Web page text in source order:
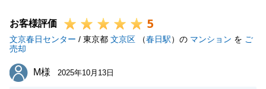
お客様評価 5
文京春日センター / 東京都 文京区 （春日駅）の マンション を ご
売却
M様
M様 2025年10月13日